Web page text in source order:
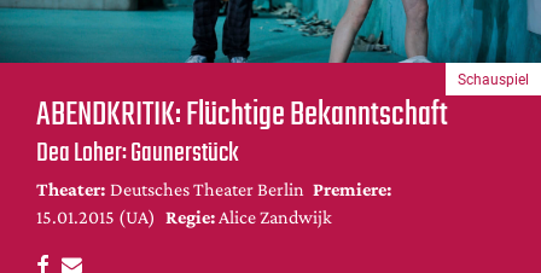
Bühnenwelt
Festivals & Veranstaltungen
Menschen & Theater
Themen
Internationales
Nachrufe
ABENDKRITIK: Flüchtige Bekanntschaft
Dea Loher: Gaunerstück
Theater: Deutsches Theater Berlin Premiere:
15.01.2015 (UA) Regie: Alice Zandwijk
Schauspiel